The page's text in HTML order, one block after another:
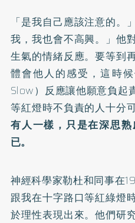
「是我自己應該注意的
我，我也會不高興。」他
生氣的情緒反應。要等到
體會他人的感受，這時
Slow）反應讓他願意負起
等紅燈時不負責的人十分
有人一樣，只是在深思
已。
神經科學家勒杜和同事在
跟我在十字路口等紅綠燈
於理性表現出來。他們研